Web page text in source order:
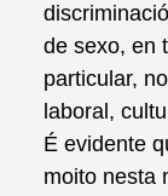
de sexo, en
particular,
laboral,
É evidente
moito nesta